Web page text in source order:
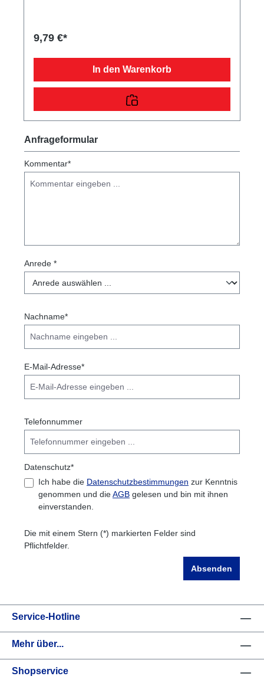
9,79 €*
In den Warenkorb
Anfrageformular
Kommentar*
Anrede *
Nachname*
E-Mail-Adresse*
Telefonnummer
Datenschutz*
Ich habe die Datenschutzbestimmungen zur Kenntnis
genommen und dieAGB gelesen und bin mit ihnen
einverstanden.
Die mit einem Stern (*) markierten Felder sind
Pflichtfelder.
Absenden
Service-Hotline
Mehr über...
Shopservice